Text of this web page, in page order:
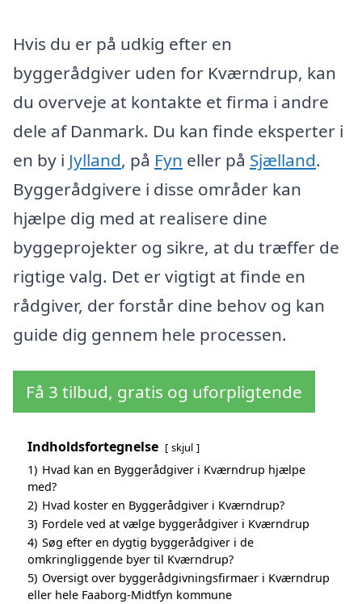
Hvis du er på udkig efter en
byggerådgiver uden for Kværndrup, kan
du overveje at kontakte et firma i andre
dele af Danmark. Du kan finde eksperter i
en by i Jylland, på Fyn eller på Sjælland.
Byggerådgivere i disse områder kan
hjælpe dig med at realisere dine
byggeprojekter og sikre, at du træffer de
rigtige valg. Det er vigtigt at finde en
rådgiver, der forstår dine behov og kan
guide dig gennem hele processen.
Få 3 tilbud, gratis og uforpligtende
Indholdsfortegnelse skjul
1) Hvad kan en Byggerådgiver i Kværndrup hjælpe
med?
2) Hvad koster en Byggerådgiver i Kværndrup?
3) Fordele ved at vælge byggerådgiver i Kværndrup
4) Søg efter en dygtig byggerådgiver i de
omkringliggende byer til Kværndrup?
5) Oversigt over byggerådgivningsfirmaer i Kværndrup
eller hele Faaborg-Midtfyn kommune